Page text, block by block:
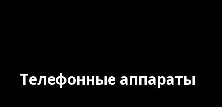
Телефонные аппараты